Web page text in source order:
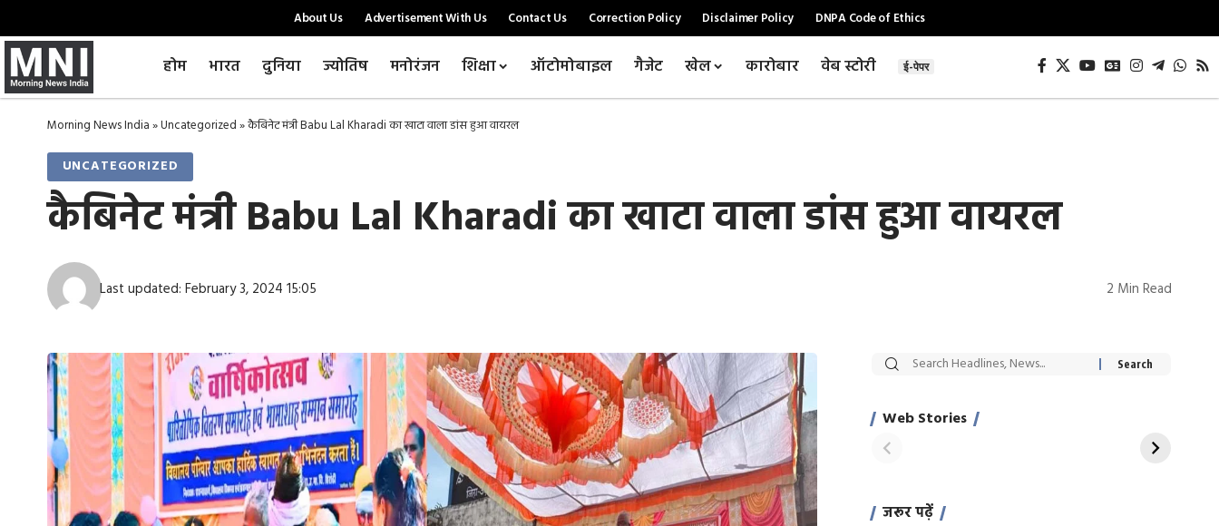
About Us Advertisement With Us Contact Us Correction Policy Disclaimer Policy DNPA Code of Ethics
होम भारत दुनिया ज्योतिष मनोरंजन शिक्षा ऑटोमोबाइल गैजेट खेल कारोबार वेब स्टोरी ई-पेपर
Morning News India»Uncategorized»कैबिनेट मंत्री Babu Lal Kharadi का खाटा वाला डांस हुआ वायरल
UNCATEGORIZED
कैबिनेट मंत्री Babu Lal Kharadi का खाटा वाला डांस हुआ वायरल
Last updated: February 3, 2024 15:05 2 Min Read
Web Stories
सट्टेबाजी में अरेस्ट हुए
साहिल खान
रोज एक कच्चे लहसुन
जरूर पढ़ें